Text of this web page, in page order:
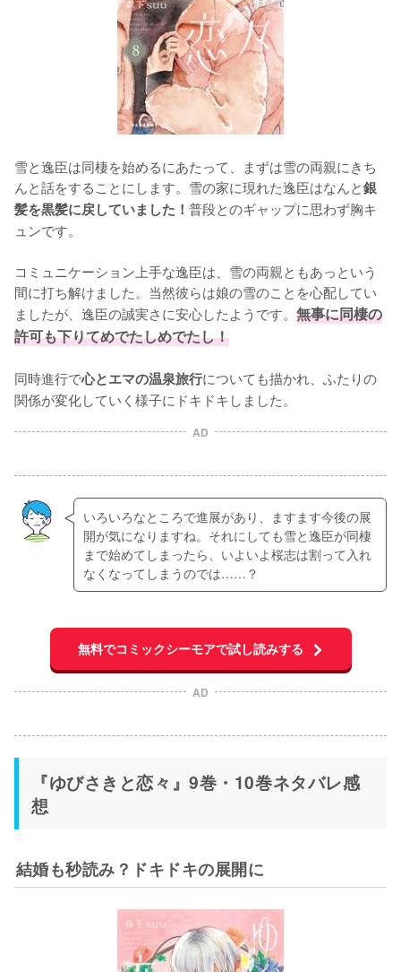
雪と逸臣は同棲を始めるにあたって、まずは雪の両親にきち
んと話をすることにします。雪の家に現れた逸臣はなんと銀
髪を黒髪に戻していました！ 普段とのギャップに思わず胸キ
ュンです。
コミュニケーション上手な逸臣は、雪の両親ともあっという
間に打ち解けました。当然彼らは娘の雪のことを心配してい
ましたが、逸臣の誠実さに安心したようです。 無事に同棲の
許可も下りてめでたしめでたし！
同時進行で心とエマの温泉旅行についても描かれ、ふたりの
関係が変化していく様子にドキドキしました。
AD
いろいろなところで進展があり、ますます今後の展
開が気になりますね。それにしても雪と逸臣が同棲
まで始めてしまったら、いよいよ桜志は割って入れ
なくなってしまうのでは……？
無料でコミックシーモアで試し読みする
AD
『ゆびさきと恋々』9巻・10巻ネタバレ感
想
結婚も秒読み？ドキドキの展開に